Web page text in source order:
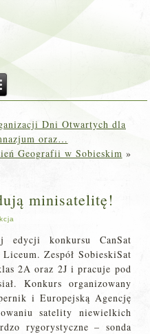
Dni Otwartych dla
oraz…
Geografii w Sobieskim »
minisatelitę!
konkursu CanSat
Zespół SobieskiSat
2A oraz 2J i pracuje pod
Konkurs organizowany
i Europejską Agencję
satelity niewielkich
rygorystyczne – sonda